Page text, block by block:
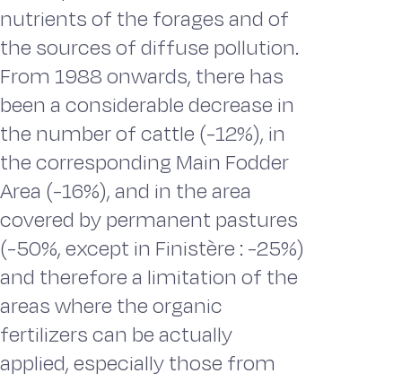
nutrients of the forages and of
the sources of diffuse pollution.
From 1988 onwards, there has
been a considerable decrease in
the number of cattle (-12%), in
the corresponding Main Fodder
Area (-16%), and in the area
covered by permanent pastures
(-50%, except in Finistère : -25%)
and therefore a limitation of the
areas where the organic
fertilizers can be actually
applied, especially those from